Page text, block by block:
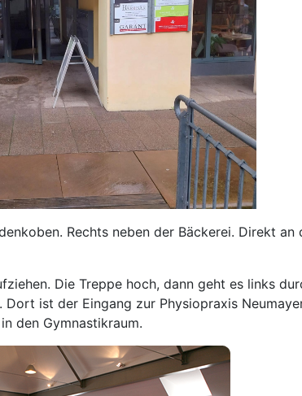
Rechts neben der Bäckerei. Direkt an
Die Treppe hoch, dann geht es links
Dort ist der Eingang zur Physiopraxis
den Gymnastikraum.